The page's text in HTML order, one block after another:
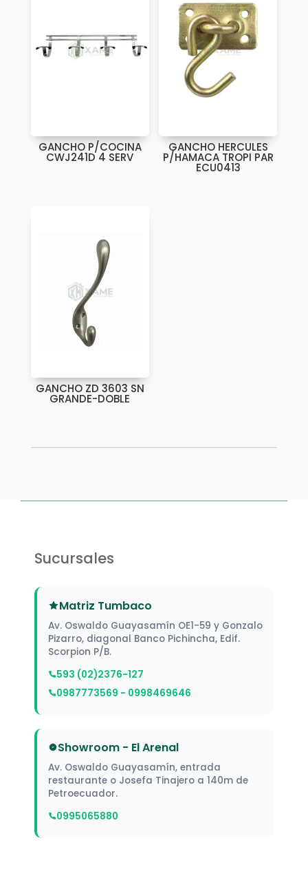
GANCHO P/COCINA
CWJ241D 4 SERV
GANCHO HERCULES
P/HAMACA TROPI PAR
ECU0413
GANCHO ZD 3603 SN
GRANDE-DOBLE
Sucursales
Matriz Tumbaco
Av. Oswaldo Guayasamín OE1-59 y Gonzalo
Pizarro, diagonal Banco Pichincha, Edif.
Scorpion P/B.
593 (02)2376-127
0987773569 - 0998469646
Showroom - El Arenal
Av. Oswaldo Guayasamín, entrada
restaurante o Josefa Tinajero a 140m de
Petroecuador.
0995065880